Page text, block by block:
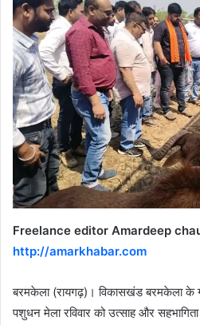
Freelance editor Amardeep
http://amarkhabar.com
बरमकेला (रायगढ़)। विकासखंड बरमकेला के
पशुधन मेला रविवार को उत्साह और